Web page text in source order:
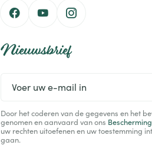
Nieuwsbrief
mail
in
Door het coderen van de gegevens en het
genomen en aanvaard van ons
uw rechten uitoefenen en uw toestemming
gaan.